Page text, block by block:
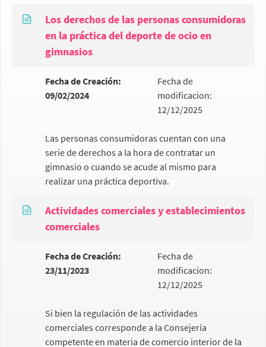
Los derechos de las personas consumidoras
en la práctica del deporte de ocio en
gimnasios
Fecha de Creación:
09/02/2024
Fecha de
modificacion:
12/12/2025
Las personas consumidoras cuentan con una
serie de derechos a la hora de contratar un
gimnasio o cuando se acude al mismo para
realizar una práctica deportiva.
Actividades comerciales y establecimientos
comerciales
Fecha de Creación:
23/11/2023
Fecha de
modificacion:
12/12/2025
Si bien la regulación de las actividades
comerciales corresponde a la Consejería
competente en materia de comercio interior de la